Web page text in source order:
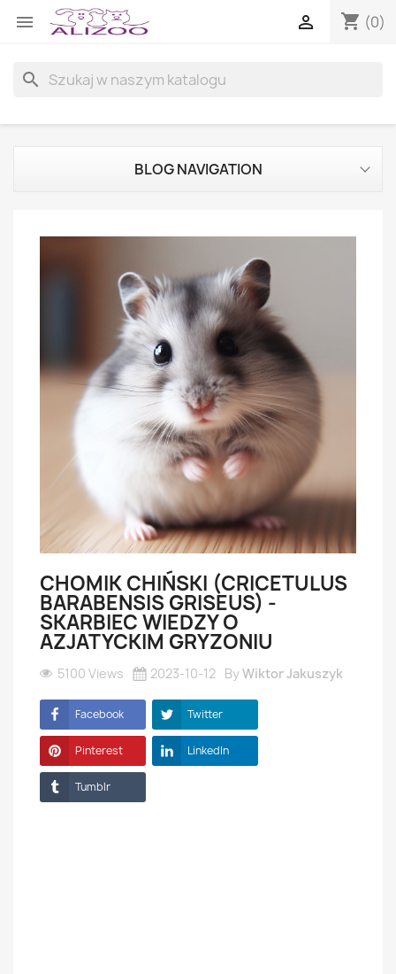
 shopping_cart (0)

search
BLOG NAVIGATION
CHOMIK CHIŃSKI (CRICETULUS
BARABENSIS GRISEUS) -
SKARBIEC WIEDZY O
AZJATYCKIM GRYZONIU
5100 Views 2023-10-12 ByWiktor Jakuszyk
Facebook Twitter
Pinterest LinkedIn
Tumblr